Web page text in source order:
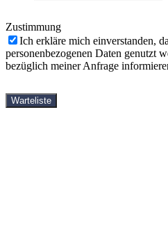
Zustimmung
Ich erkläre mich einverstanden,
personenbezogenen Daten genutzt
bezüglich meiner Anfrage
Warteliste